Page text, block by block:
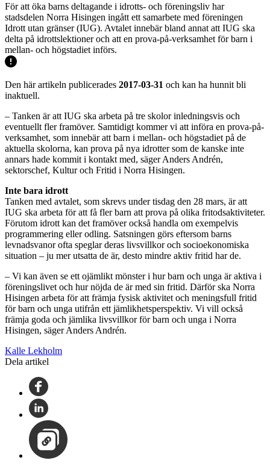
För att öka barns deltagande i idrotts- och föreningsliv har
stadsdelen Norra Hisingen ingått ett samarbete med föreningen
Idrott utan gränser (IUG). Avtalet innebär bland annat att IUG ska
delta på idrottslektioner och att en prova-på-verksamhet för barn i
mellan- och högstadiet införs.
Den här artikeln publicerades 2017-03-31 och kan ha hunnit bli
inaktuell.
– Tanken är att IUG ska arbeta på tre skolor inledningsvis och
eventuellt fler framöver. Samtidigt kommer vi att införa en prova-på-
verksamhet, som innebär att barn i mellan- och högstadiet på de
aktuella skolorna, kan prova på nya idrotter som de kanske inte
annars hade kommit i kontakt med, säger Anders Andrén,
sektorschef, Kultur och Fritid i Norra Hisingen.
Inte bara idrott
Tanken med avtalet, som skrevs under tisdag den 28 mars, är att
IUG ska arbeta för att få fler barn att prova på olika fritodsaktiviteter.
Förutom idrott kan det framöver också handla om exempelvis
programmering eller odling. Satsningen görs eftersom barns
levnadsvanor ofta speglar deras livsvillkor och socioekonomiska
situation – ju mer utsatta de är, desto mindre aktiv fritid har de.
– Vi kan även se ett ojämlikt mönster i hur barn och unga är aktiva i
föreningslivet och hur nöjda de är med sin fritid. Därför ska Norra
Hisingen arbeta för att främja fysisk aktivitet och meningsfull fritid
för barn och unga utifrån ett jämlikhetsperspektiv. Vi vill också
främja goda och jämlika livsvillkor för barn och unga i Norra
Hisingen, säger Anders Andrén.
Kalle Lekholm
Dela artikel